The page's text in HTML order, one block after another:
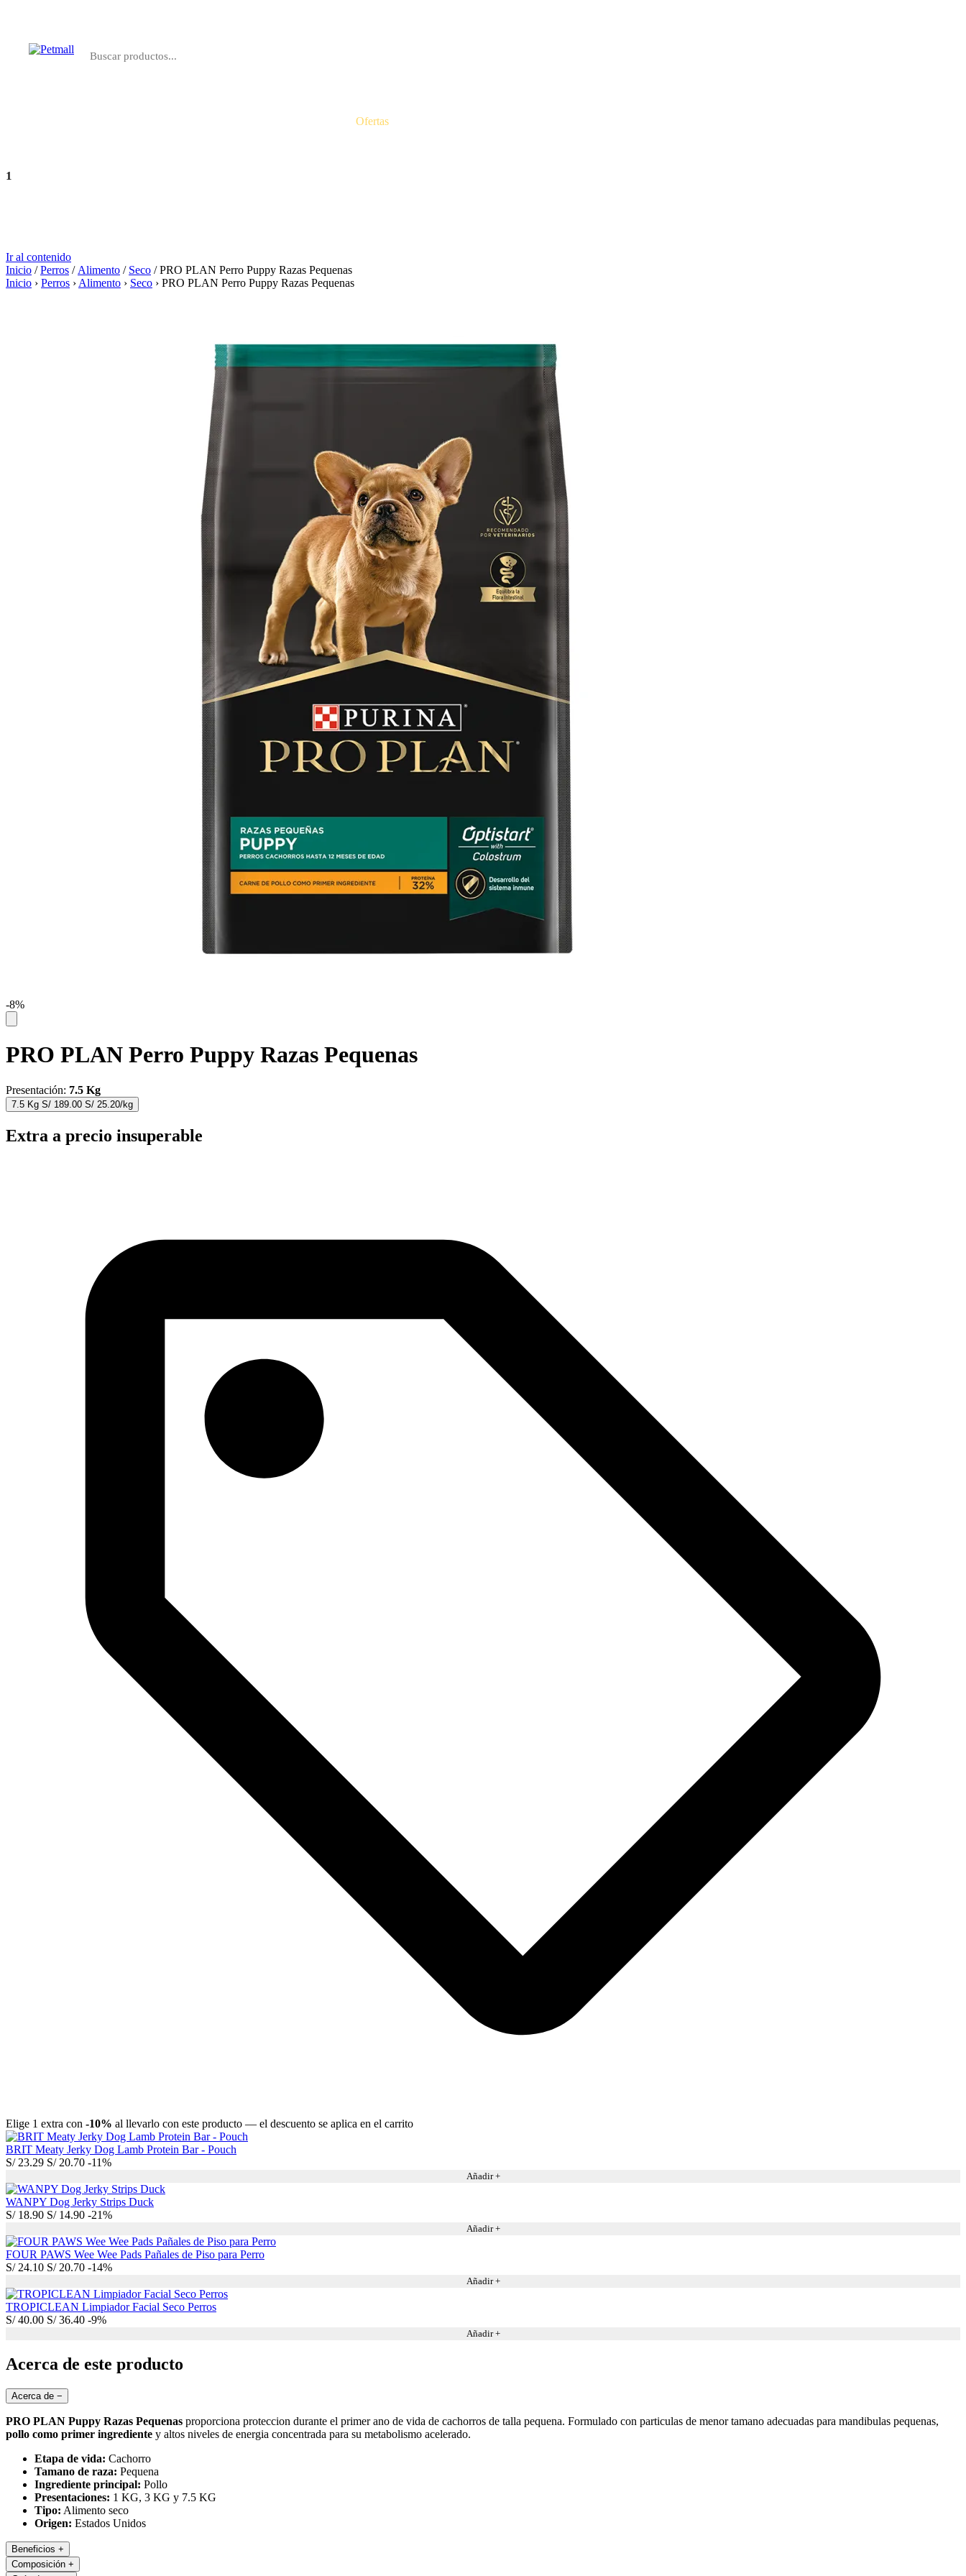
Ofertas
1
Ir al contenido
Inicio /Perros / Alimento / Seco / PRO PLAN Perro Puppy Razas Pequenas
Inicio › Perros › Alimento › Seco › PRO PLAN Perro Puppy Razas Pequenas
-8%
PRO PLAN Perro Puppy Razas Pequenas
Presentación: 7.5 Kg
7.5 Kg S/ 189.00 S/ 25.20/kg
Extra a precio insuperable
Elige 1 extra con -10% al llevarlo con este producto — el descuento se aplica en el carrito
BRIT Meaty Jerky Dog Lamb Protein Bar - Pouch
S/23.29 S/20.70 -11%
Añadir +
WANPY Dog Jerky Strips Duck
S/18.90 S/14.90 -21%
Añadir +
FOUR PAWS Wee Wee Pads Pañales de Piso para Perro
S/24.10 S/20.70 -14%
Añadir +
TROPICLEAN Limpiador Facial Seco Perros
S/40.00 S/36.40 -9%
Añadir +
Acerca de este producto
Acerca de −
PRO PLAN Puppy Razas Pequenas proporciona proteccion durante el primer ano de vida de cachorros de talla pequena. Formulado con particulas de menor tamano adecuadas para mandibulas pequenas,
pollo como primer ingrediente y altos niveles de energia concentrada para su metabolismo acelerado.
Etapa de vida: Cachorro
Tamano de raza: Pequena
Ingrediente principal: Pollo
Presentaciones: 1 KG, 3 KG y 7.5 KG
Tipo: Alimento seco
Origen: Estados Unidos
Beneficios +
Composición +